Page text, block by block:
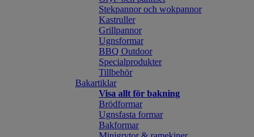
Stekpannor och wokpannor
Kastruller
Grillpannor
Ugnsformar
BBQ Outdoor
Specialprodukter
Tillbehör
Bakartiklar
Visa allt för bakning
Brödformar
Ugnsfasta formar
Bakformar